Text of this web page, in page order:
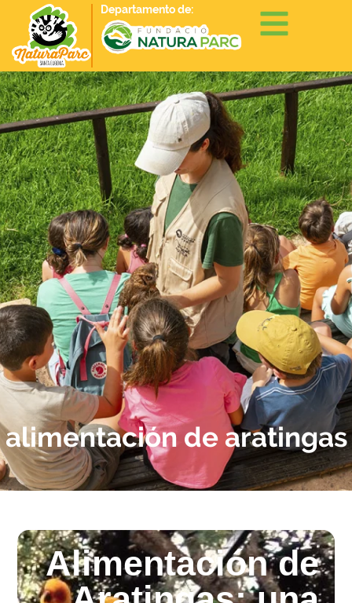
Departamento de:
alimentación de aratingas
Alimentación de